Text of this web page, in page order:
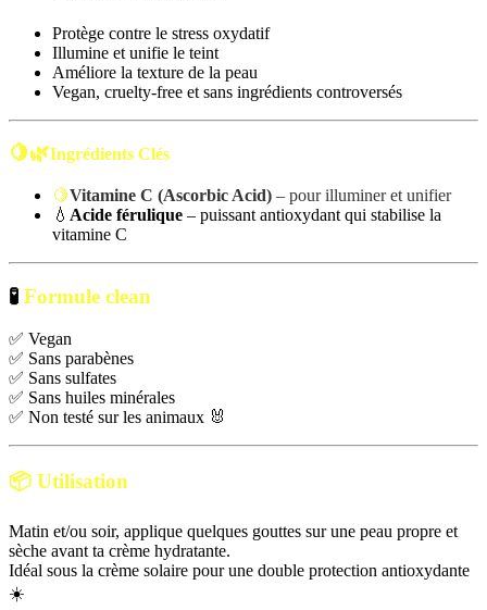
Protège contre le stress oxydatif
Illumine et unifie le teint
Améliore la texture de la peau
Vegan, cruelty-free et sans ingrédients controversés
🍋🌿Ingrédients Clés
🍋Vitamine C (Ascorbic Acid) – pour illuminer et unifier
💧 Acide férulique – puissant antioxydant qui stabilise la
vitamine C
🧪 Formule clean
✅ Vegan
✅ Sans parabènes
✅ Sans sulfates
✅ Sans huiles minérales
✅ Non testé sur les animaux 🐰
📦 Utilisation
Matin et/ou soir, applique quelques gouttes sur une peau propre et
sèche avant ta crème hydratante.
Idéal sous la crème solaire pour une double protection antioxydante
☀️